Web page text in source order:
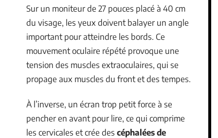
Sur un moniteur de 27 pouces placé à 40 cm
du visage, les yeux doivent balayer un angle
important pour atteindre les bords. Ce
mouvement oculaire répété provoque une
tension des muscles extraoculaires, qui se
propage aux muscles du front et des tempes.
À l’inverse, un écran trop petit force à se
pencher en avant pour lire, ce qui comprime
les cervicales et crée des céphalées de